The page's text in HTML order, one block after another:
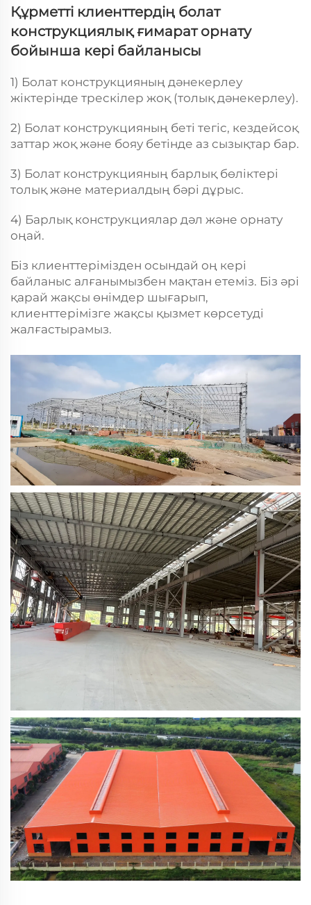
Құрметті клиенттердің болат
конструкциялық ғимарат орнату
бойынша кері байланысы
1) Болат конструкцияның дәнекерлеу
жіктерінде трескілер жоқ (толық дәнекерлеу).
2) Болат конструкцияның беті тегіс, кездейсоқ
заттар жоқ және бояу бетінде аз сызықтар бар.
3) Болат конструкцияның барлық бөліктері
толық және материалдың бәрі дұрыс.
4) Барлық конструкциялар дәл және орнату
оңай.
Біз клиенттерімізден осындай оң кері
байланыс алғанымызбен мақтан етеміз. Біз әрі
қарай жақсы өнімдер шығарып,
клиенттерімізге жақсы қызмет көрсетуді
жалғастырамыз.